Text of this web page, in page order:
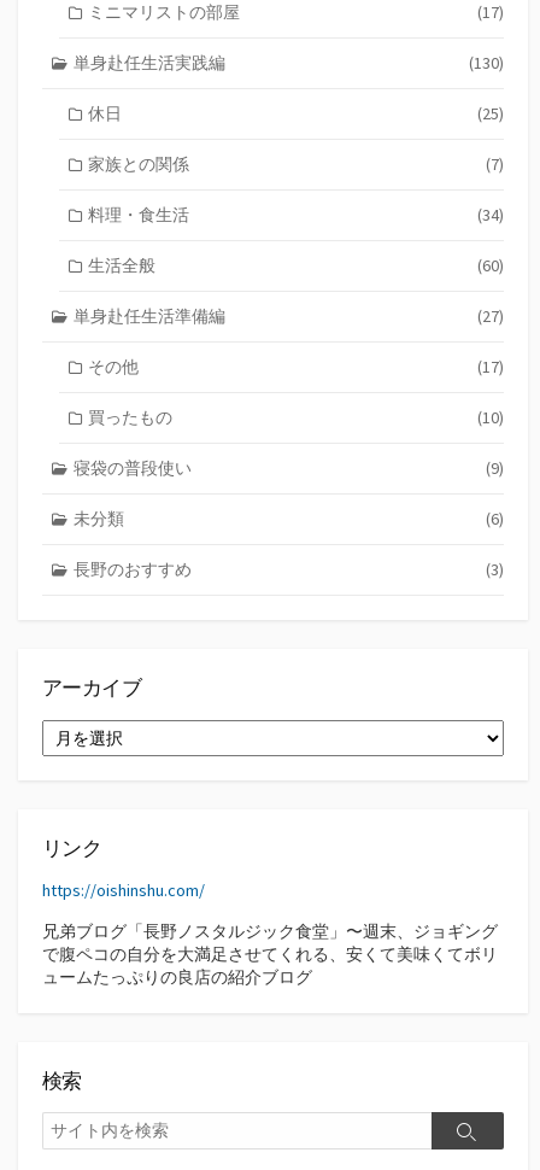
ミニマリストの部屋 (17)
単身赴任生活実践編 (130)
休日 (25)
家族との関係 (7)
料理・食生活 (34)
生活全般 (60)
単身赴任生活準備編 (27)
その他 (17)
買ったもの (10)
寝袋の普段使い (9)
未分類 (6)
長野のおすすめ (3)
アーカイブ
ー
リンク
https://oishinshu.com/
兄弟ブログ「長野ノスタルジック食堂」〜週末、ジョギング
で腹ペコの自分を大満足させてくれる、安くて美味くてボリ
ュームたっぷりの良店の紹介ブログ
検索
検
索
検